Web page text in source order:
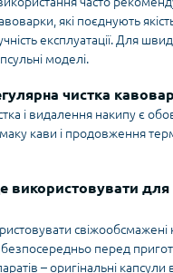
які поєднують
експлуатації. Для
моделі.
чистка
і видалення накипу є
кави і продовження
використовувати для
свіжообсмажені
перед
– оригінальні капсули